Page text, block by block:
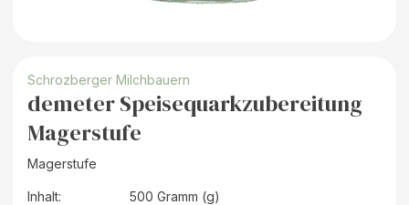
Schrozberger Milchbauern
demeter Speisequarkzubereitung
Magerstufe
Magerstufe
Inhalt:
500 Gramm (g)